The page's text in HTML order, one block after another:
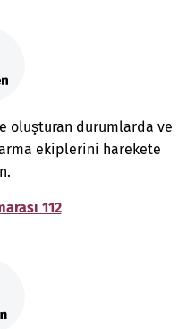
oluşturan durumlarda ve
ekiplerini harekete
112